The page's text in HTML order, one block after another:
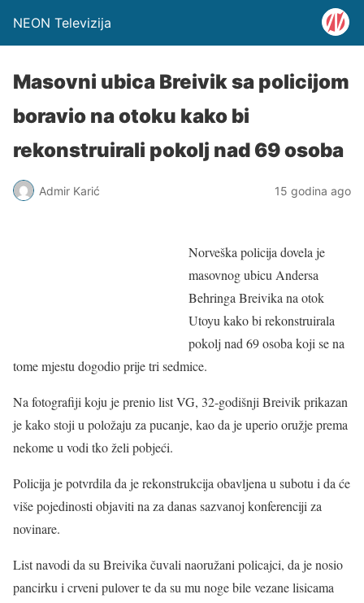
NEON Televizija
Masovni ubica Breivik sa policijom
boravio na otoku kako bi
rekonstruirali pokolj nad 69 osoba
Admir Karić 15 godina ago
Norveška policija dovela je
masovnog ubicu Andersa
Behringa Breivika na otok
Utoyu kako bi rekonstruirala
pokolj nad 69 osoba koji se na
tome mjestu dogodio prije tri sedmice.
Na fotografiji koju je prenio list VG, 32-godišnji Breivik prikazan
je kako stoji u položaju za pucanje, kao da je uperio oružje prema
nekome u vodi tko želi pobjeći.
Policija je potvrdila da je rekonstrukcija obavljena u subotu i da će
više pojedinosti objaviti na za danas sazvanoj konferenciji za
novinare.
List navodi da su Breivika čuvali naoružani policajci, da je nosio
pancirku i crveni pulover te da su mu noge bile vezane lisicama